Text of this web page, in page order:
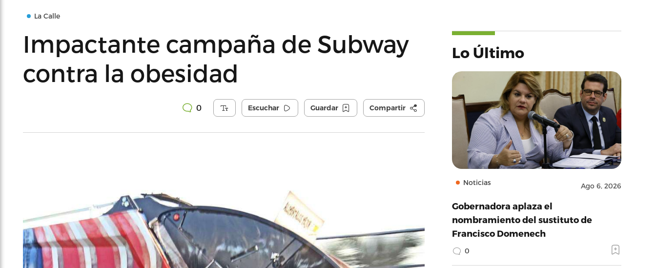
La Calle
Impactante campaña de Subway
contra la obesidad
0 Escuchar Guardar Compartir
Lo Último
Noticias Ago 6, 2026
Gobernadora aplaza el
nombramiento del sustituto de
Francisco Domenech
0